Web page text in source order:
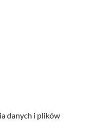
danych i plików